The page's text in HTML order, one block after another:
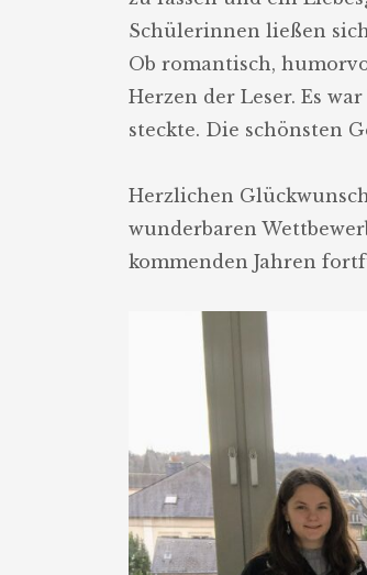
Schülerinnen ließen
Ob romantisch,
Herzen der Leser. Es
steckte. Die schönsten
Herzlichen
wunderbaren
kommenden Jahren